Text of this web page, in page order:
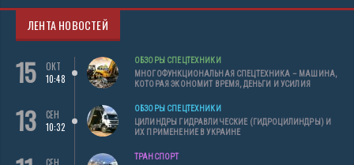
ЛЕНТА НОВОСТЕЙ
15
ОКТ
10:48
ОБЗОРЫ СПЕЦТЕХНИКИ
МНОГОФУНКЦИОНАЛЬНАЯ СПЕЦТЕХНИКА – МАШИНА,
КОТОРАЯ ЭКОНОМИТ ВРЕМЯ, ДЕНЬГИ И УСИЛИЯ
13
СЕН
10:32
ОБЗОРЫ СПЕЦТЕХНИКИ
ЦИЛИНДРЫ ГИДРАВЛИЧЕСКИЕ (ГИДРОЦИЛИНДРЫ) И
ИХ ПРИМЕНЕНИЕ В УКРАИНЕ
СЕН
ТРАНСПОРТ